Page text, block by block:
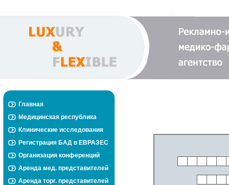
Главная
Медицинская республика
Клинические исследования
Регистрация БАД в ЕВРАЗЕС
Организация конференций
Аренда мед. представителей
Аренда торг. представителей